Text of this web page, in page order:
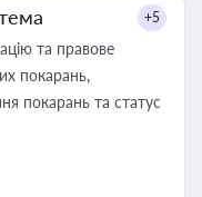
+5
та правове
покарань,
покарань та статус